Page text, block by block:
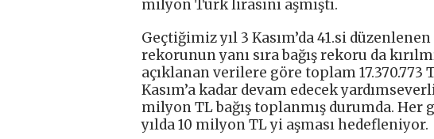
milyon Türk lirasını aşmıştı.
Geçtiğimiz yıl 3 Kasım’da 41.si
rekorunun yanı sıra bağış rekoru da
açıklanan verilere göre toplam 17.370.773
Kasım’a kadar devam edecek
milyon TL bağış toplanmış durumda. Her
yılda 10 milyon TL yi aşması hedefleniyor.